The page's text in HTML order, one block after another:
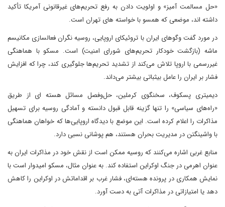
«حل مسالمت آمیز» و اولویت دادن به رفع تحریم‌های غیرقانونی آمریکا تأکید
داشته اند، موضعی که همسو با خواسته های تهران است.
در مورد گفت وگوهای ایران با تروئیکای اروپایی، روسیه نگران فعالسازی مکانیسم
ماشه (بازگشت خودکار تحریم‌های شورای امنیت) است. مسکو با هماهنگی
غیررسمی با اروپا تلاش می‌کند از تشدید تحریم‌ها جلوگیری کند، چرا که افزایش
فشار بر ایران را عامل بیثباتی بیشتر می‌داند.
دیمیتری پسکوف، سخنگوی کرملین، حل‌وفصل مسائل هسته ای از طریق
«راه‌های سیاسی» را تنها گزینه قابل قبول دانسته و آمادگی روسیه برای تسهیل
مذاکرات را اعلام کرده است. این موضع با دیدگاه اروپایی‌ها که خواهان هماهنگی
با واشینگتن در مدیریت بحران هستند، هم پوشانی نسبی دارد.
منابع غربی اشاره می‌کنند که روسیه ممکن است از نقش خود در مذاکرات ایران به
عنوان اهرمی در جنگ اوکراین استفاده کند. به عنوان مثال، مسکو امیدوار است با
نمایش همکاری در پرونده هسته‌ای، فشار غرب بر اقداماتش در اوکراین را کاهش
دهد یا امتیازاتی در مذاکرات آتی به دست ‌آورد.